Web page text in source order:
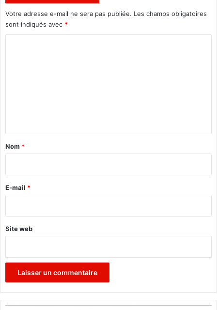
o
r
a
l
r
q
u
e
Votre adresse e-mail ne sera pas publiée. Les champs obligatoires
sont indiqués avec *
a
e
Nom *
E-mail *
Site web